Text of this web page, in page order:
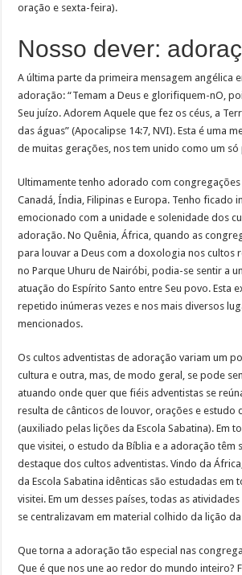
oração e sexta-feira).
Nosso dever:
A última parte da primeira mensagem angélica
adoração: “Temam a Deus e glorifiquem-nO,
Seu juízo. Adorem Aquele que fez os céus, a
das águas” (Apocalipse 14:7, NVI). Esta é uma
de muitas gerações, nos tem unido como um só
Ultimamente tenho adorado com congregações
Canadá, Índia, Filipinas e Europa. Tenho ficado
emocionado com a unidade e solenidade dos
adoração. No Quênia, África, quando as
para louvar a Deus com a doxologia nos cultos
no Parque Uhuru de Nairóbi, podia-se sentir a
atuação do Espírito Santo entre Seu povo. Esta
repetido inúmeras vezes e nos mais diversos
mencionados.
Os cultos adventistas de adoração variam um
cultura e outra, mas, de modo geral, se pode
atuando onde quer que fiéis adventistas se
resulta de cânticos de louvor, orações e estudo
(auxiliado pelas lições da Escola Sabatina). Em
que visitei, o estudo da Bíblia e a adoração têm
destaque dos cultos adventistas. Vindo da
da Escola Sabatina idênticas são estudadas em
visitei. Em um desses países, todas as
se centralizavam em material colhido da lição da
Que torna a adoração tão especial nas
Que é que nos une ao redor do mundo inteiro?